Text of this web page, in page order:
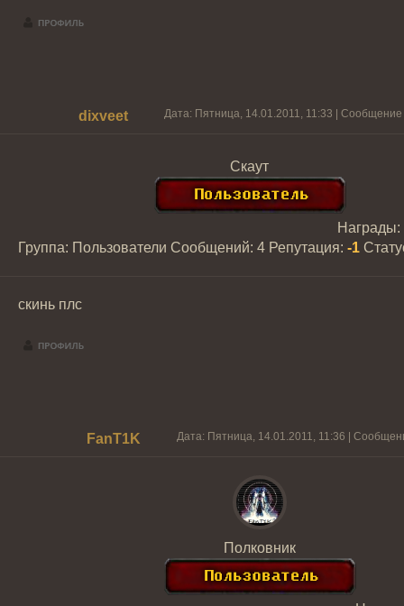
dixveet Дата: Пятница, 14.01.2011, 11:33 |
Скаут
Группа: Пользователи Сообщений: 4
Награды:
Репутация: -1
скинь плс
FanT1K Дата: Пятница, 14.01.2011, 11:36 |
Полковник